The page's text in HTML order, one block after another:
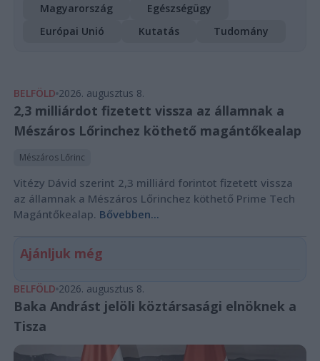
Magyarország
Egészségügy
Európai Unió
Kutatás Tudomány
BELFÖLD 2026. augusztus 8.
2,3 milliárdot fizetett vissza az államnak a
Mészáros Lőrinchez köthető magántőkealap
Mészáros Lőrinc
Vitézy Dávid szerint 2,3 milliárd forintot fizetett vissza
az államnak a Mészáros Lőrinchez köthető Prime Tech
Magántőkealap. Bővebben...
Ajánljuk még
BELFÖLD 2026. augusztus 8.
Baka Andrást jelöli köztársasági elnöknek a
Tisza